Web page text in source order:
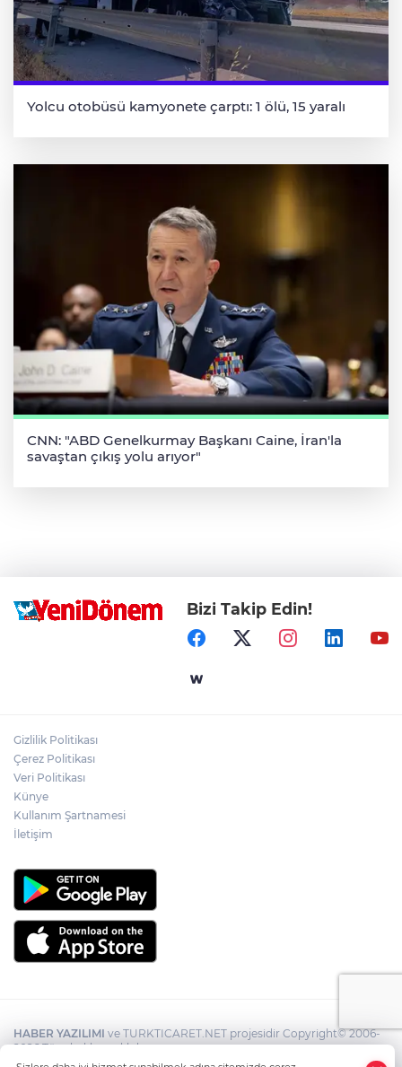
Yolcu otobüsü kamyonete çarptı: 1 ölü, 15 yaralı
CNN: "ABD Genelkurmay Başkanı Caine, İran'la
savaştan çıkış yolu arıyor"
Bizi Takip Edin!
Gizlilik Politikası
Çerez Politikası
Veri Politikası
Künye
Kullanım Şartnamesi
İletişim
HABER YAZILIMI ve TURKTICARET.NET projesidir Copyright© 2006-
2026 Tüm hakları saklıdır.